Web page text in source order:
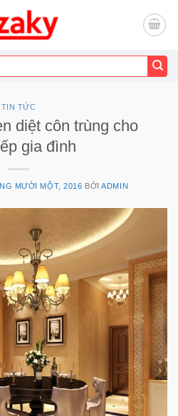
TIN TỨC
diệt côn trùng cho
gia đình
MƯỜI MỘT, 2016 BỞIADMIN